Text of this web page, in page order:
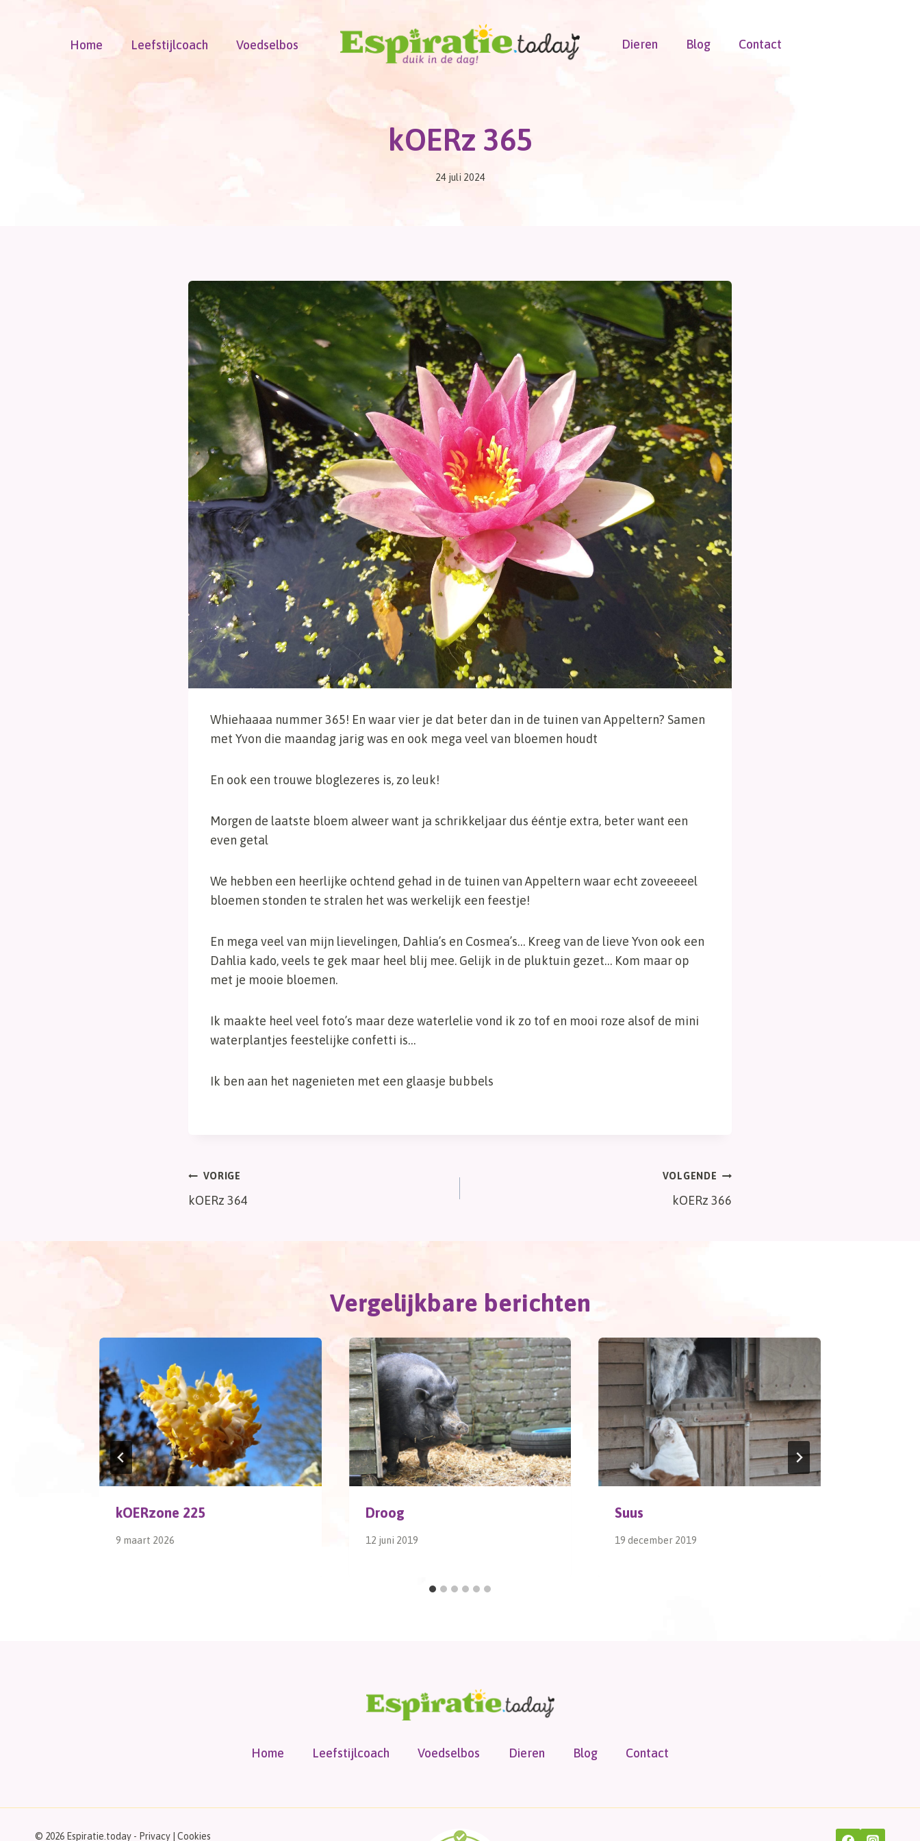
Home Leefstijlcoach Voedselbos Dieren Blog Contact
kOERz 365
24 juli 2024
Whiehaaaa nummer 365! En waar vier je dat beter dan in de tuinen van Appeltern? Samen
met Yvon die maandag jarig was en ook mega veel van bloemen houdt
En ook een trouwe bloglezeres is, zo leuk!
Morgen de laatste bloem alweer want ja schrikkeljaar dus ééntje extra, beter want een
even getal
We hebben een heerlijke ochtend gehad in de tuinen van Appeltern waar echt zoveeeeel
bloemen stonden te stralen het was werkelijk een feestje!
En mega veel van mijn lievelingen, Dahlia’s en Cosmea’s… Kreeg van de lieve Yvon ook een
Dahlia kado, veels te gek maar heel blij mee. Gelijk in de pluktuin gezet… Kom maar op
met je mooie bloemen.
Ik maakte heel veel foto’s maar deze waterlelie vond ik zo tof en mooi roze alsof de mini
waterplantjes feestelijke confetti is…
Ik ben aan het nagenieten met een glaasje bubbels
Bericht
VORIGE
kOERz 364
VOLGENDE
kOERz 366
Vergelijkbare berichten
kOERzone 225
9 maart 2026
Droog
12 juni 2019
Suus
19 december 2019
Home Leefstijlcoach Voedselbos Dieren Blog Contact
© 2026 Espiratie.today - Privacy Cookies